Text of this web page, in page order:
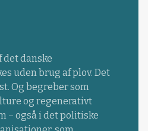
det danske
uden brug af plov. Det
Og begreber som
og regenerativt
– også i det politiske